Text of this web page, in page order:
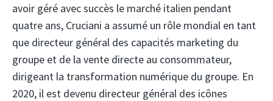
avoir géré avec succès le marché italien pendant
quatre ans, Cruciani a assumé un rôle mondial en tant
que directeur général des capacités marketing du
groupe et de la vente directe au consommateur,
dirigeant la transformation numérique du groupe. En
2020, il est devenu directeur général des icônes